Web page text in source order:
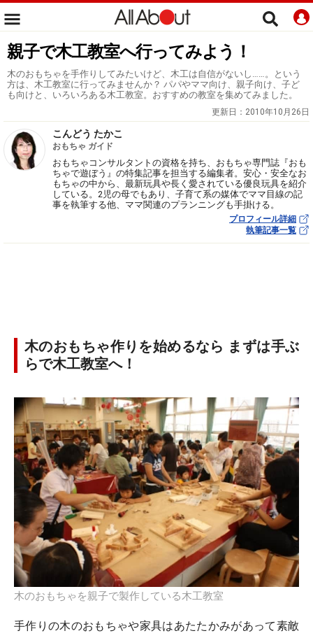
親子で木工教室へ行ってみよう！
木のおもちゃを手作りしてみたいけど、木工は自信がないし……。という
方は、木工教室に行ってみませんか？ パパやママ向け、親子向け、子ど
も向けと、いろいろある木工教室。おすすめの教室を集めてみました。
更新日： 2010年10月26日
こんどう たかこ
おもちゃ ガイド
おもちゃコンサルタントの資格を持ち、おもちゃ専門誌『おも
ちゃで遊ぼう』の特集記事を担当する編集者。安心・安全なお
もちゃの中から、最新玩具や長く愛されている優良玩具を紹介
している。2児の母でもあり、子育て系の媒体でママ目線の記
事を執筆する他、ママ関連のプランニングも手掛ける。
プロフィール詳細
執筆記事一覧
木のおもちゃ作りを始めるなら まずは手ぶ
らで木工教室へ！
木のおもちゃを親子で製作している木工教室
手作りの木のおもちゃや家具はあたたかみがあって素敵